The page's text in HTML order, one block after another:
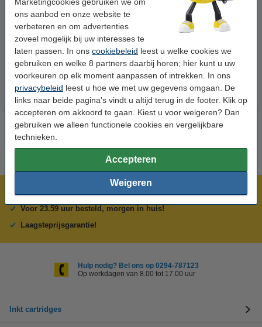
ons aanbod en onze website te
verbeteren en om advertenties
zoveel mogelijk bij uw interesses te
laten passen. In ons cookiebeleid leest u welke cookies we
gebruiken en welke 8 partners daarbij horen; hier kunt u uw
voorkeuren op elk moment aanpassen of intrekken. In ons
privacybeleid leest u hoe we met uw gegevens omgaan. De
links naar beide pagina's vindt u altijd terug in de footer. Klik op
accepteren om akkoord te gaan. Kiest u voor weigeren? Dan
gebruiken we alleen functionele cookies en vergelijkbare
technieken.
Accepteren
Weigeren
Epson T0342
reinigingscartridge
€ 2,50 Incl. 21% btw
Epson T0343
reinigingscartridge
€ 2,50 Incl. 21% btw
Meer dan 5 miljoen klanten!
Voor 23.59 uur besteld, morgen in huis!
Laagsteprijsgarantie!
Hulp nodig? Bel ons op 0294-787123
Op werkdagen van 8.00 tot 17.00 uur
Inkt cartridges